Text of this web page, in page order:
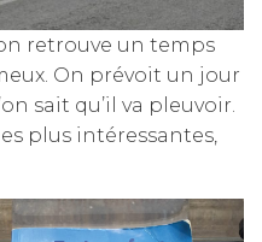
retrouve un temps
On prévoit un jour
sait qu’il va pleuvoir.
plus intéressantes,